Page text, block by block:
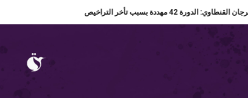
مهرجان القنطاوي: الدورة 42 مهددة بسبب تأخر التراخيص